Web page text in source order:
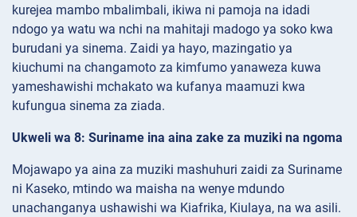
kurejea mambo mbalimbali, ikiwa ni pamoja na idadi
ndogo ya watu wa nchi na mahitaji madogo ya soko kwa
burudani ya sinema. Zaidi ya hayo, mazingatio ya
kiuchumi na changamoto za kimfumo yanaweza kuwa
yameshawishi mchakato wa kufanya maamuzi kwa
kufungua sinema za ziada.
Ukweli wa 8: Suriname ina aina zake za muziki na ngoma
Mojawapo ya aina za muziki mashuhuri zaidi za Suriname
ni Kaseko, mtindo wa maisha na wenye mdundo
unachanganya ushawishi wa Kiafrika, Kiulaya, na wa asili.